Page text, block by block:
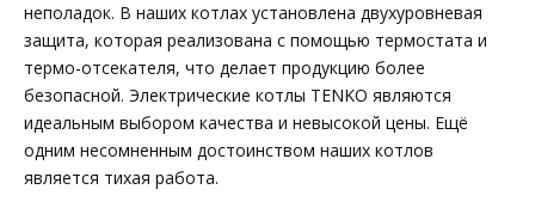
неполадок. В наших котлах установлена двухуровневая
защита, которая реализована с помощью термостата и
термо-отсекателя, что делает продукцию более
безопасной. Электрические котлы TENKO являются
идеальным выбором качества и невысокой цены. Ещё
одним несомненным достоинством наших котлов
является тихая работа.